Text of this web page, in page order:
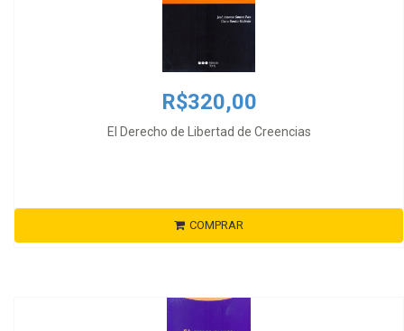
R$320,00
El Derecho de Libertad de Creencias
COMPRAR